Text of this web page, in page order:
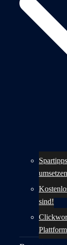
sind!
Plattform